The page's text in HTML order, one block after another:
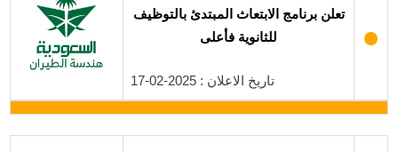
●
تعلن برنامج الابتعاث المبتدئ بالتوظيف
للثانوية فأعلى
تاريخ الاعلان : 2025-02-17